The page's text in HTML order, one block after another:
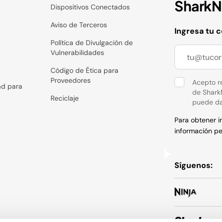
para
Dispositivos Conectados
Aviso de Terceros
Política de Divulgación de
Vulnerabilidades
Código de Ética para
Proveedores
Reciclaje
Ingresa tu
Acepto
de
puede
Para obtener
información
Síguenos: